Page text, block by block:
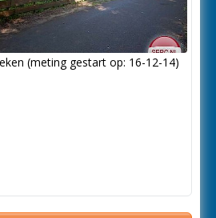
(meting gestart op: 16-12-14)